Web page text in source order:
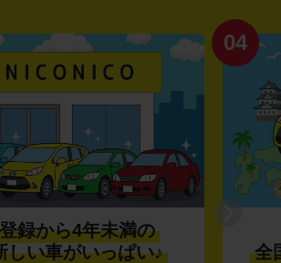
録から4年未満の
しい車がいっぱい♪
04
全